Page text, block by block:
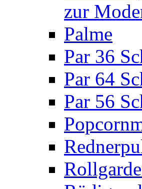
zur
Palme
Par 36
Par 64
Par 56